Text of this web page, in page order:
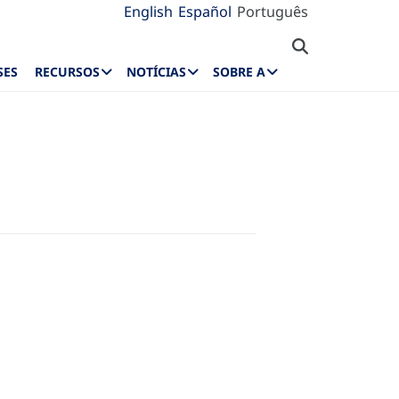
English Español Português
RECURSOS NOTÍCIAS SOBRE A